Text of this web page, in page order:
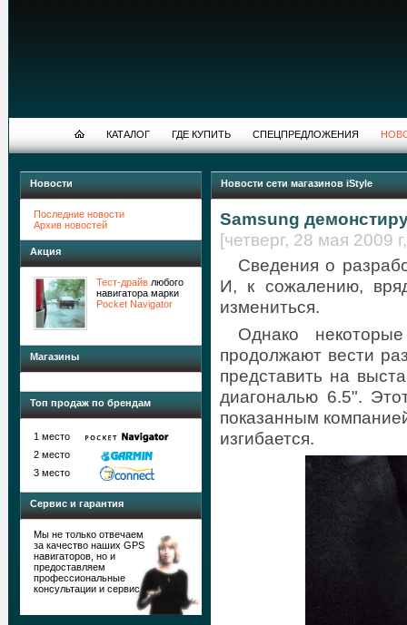
КАТАЛОГ ГДЕ КУПИТЬ СПЕЦПРЕДЛОЖЕНИЯ
Новости
Последние новости
Архив новостей
Акция
Тест-драйв любого
навигатора марки
Pocket Navigator
Магазины
Топ продаж по брендам
1 место
2 место
3 место
Сервис и гарантия
Мы не только отвечаем
за качество наших GPS
навигаторов, но и
предоставляем
профессиональные
консультации и сервис
Новости сети магазинов iStyle
Samsung
[четверг, 28 мая 2009
Сведения о
И, к сожалению,
измениться.
Однако
продолжают вести
представить на
диагональю 6.5".
показанным
изгибается.